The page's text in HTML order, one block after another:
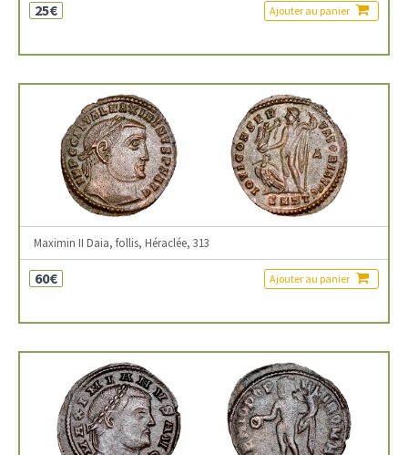
25€ Ajouter au panier
Maximin II Daia, follis, Héraclée, 313
60€ Ajouter au panier